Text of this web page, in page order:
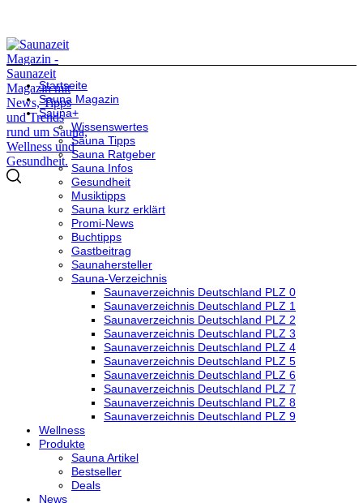
Startseite
Sauna Magazin
Sauna+
Wissenswertes
Sauna Tipps
Sauna Ratgeber
Sauna Infos
Gesundheit
Musiktipps
Sauna kurz erklärt
Promi-News
Buchtipps
Gastbeitrag
Saunahersteller
Sauna-Verzeichnis
Saunaverzeichnis Deutschland PLZ 0
Saunaverzeichnis Deutschland PLZ 1
Saunaverzeichnis Deutschland PLZ 2
Saunaverzeichnis Deutschland PLZ 3
Saunaverzeichnis Deutschland PLZ 4
Saunaverzeichnis Deutschland PLZ 5
Saunaverzeichnis Deutschland PLZ 6
Saunaverzeichnis Deutschland PLZ 7
Saunaverzeichnis Deutschland PLZ 8
Saunaverzeichnis Deutschland PLZ 9
Wellness
Produkte
Sauna Artikel
Bestseller
Deals
News